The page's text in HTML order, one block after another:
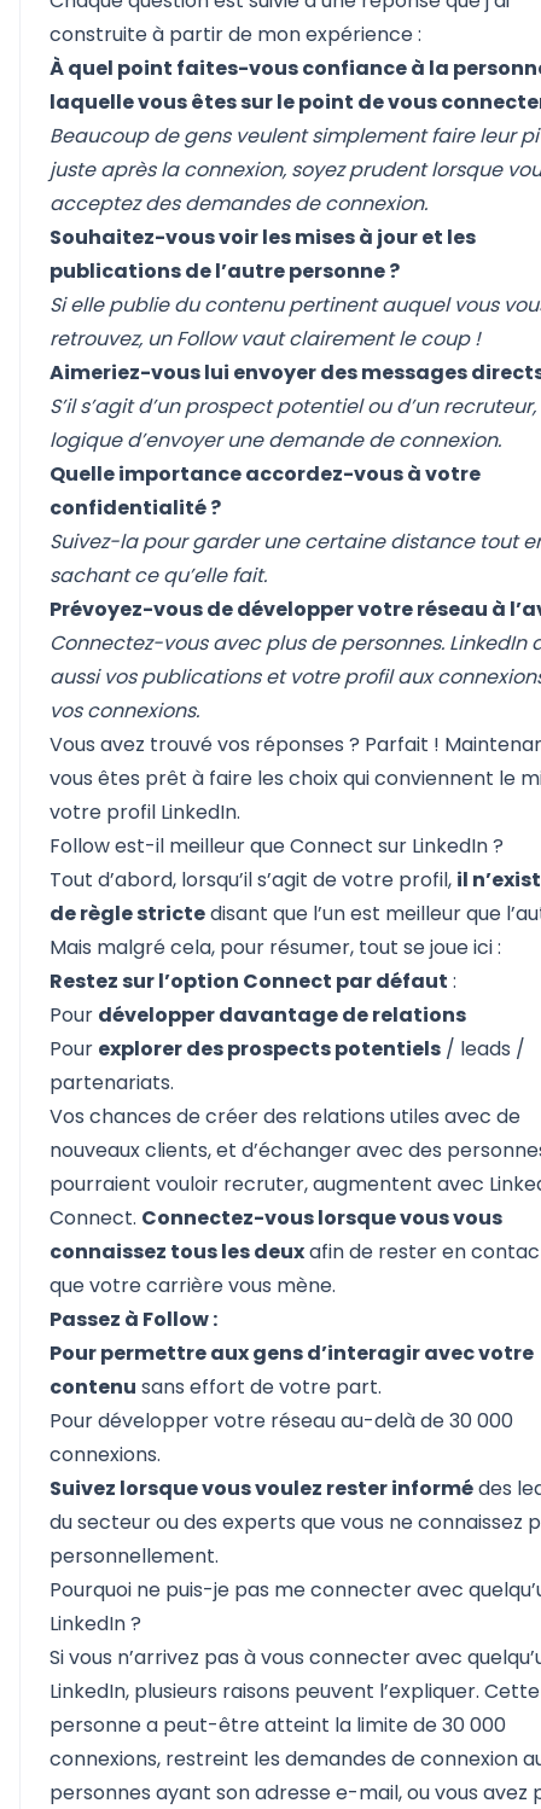
construite à partir de mon expérience :
À quel point faites-vous confiance à la
laquelle vous êtes sur le point de vous
Beaucoup de gens veulent simplement faire leur
juste après la connexion, soyez prudent lorsque
acceptez des demandes de connexion.
Souhaitez-vous voir les mises à jour et les
publications de l’autre personne ?
Si elle publie du contenu pertinent auquel vous
retrouvez, un Follow vaut clairement le coup !
Aimeriez-vous lui envoyer des messages
S’il s’agit d’un prospect potentiel ou d’un
logique d’envoyer une demande de connexion.
Quelle importance accordez-vous à votre
confidentialité ?
Suivez-la pour garder une certaine distance tout
sachant ce qu’elle fait.
Prévoyez-vous de développer votre réseau à
Connectez-vous avec plus de personnes. LinkedIn
aussi vos publications et votre profil aux
vos connexions.
Vous avez trouvé vos réponses ? Parfait !
vous êtes prêt à faire les choix qui conviennent le
votre profil LinkedIn.
Follow est-il meilleur que Connect sur LinkedIn ?
Tout d’abord, lorsqu’il s’agit de votre profil, il
de règle strictedisant que l’un est meilleur que
Mais malgré cela, pour résumer, tout se joue ici :
Restez sur l’option Connect par défaut :
Pour développer davantage de relations
Pour explorer des prospects potentiels / leads /
partenariats.
Vos chances de créer des relations utiles avec de
nouveaux clients, et d’échanger avec des
pourraient vouloir recruter, augmentent avec
Connect. Connectez-vous lorsque vous vous
connaissez tous les deuxafin de rester en
que votre carrière vous mène.
Passez à Follow :
Pour permettre aux gens d’interagir avec votre
contenu sans effort de votre part.
Pour développer votre réseau au-delà de 30 000
connexions.
Suivez lorsque vous voulez rester informédes
du secteur ou des experts que vous ne connaissez
personnellement.
Pourquoi ne puis-je pas me connecter avec
LinkedIn ?
Si vous n’arrivez pas à vous connecter avec
LinkedIn, plusieurs raisons peuvent l’expliquer. Cette
personne a peut-être atteint la limite de 30 000
connexions, restreint les demandes de connexion
personnes ayant son adresse e-mail, ou vous avez